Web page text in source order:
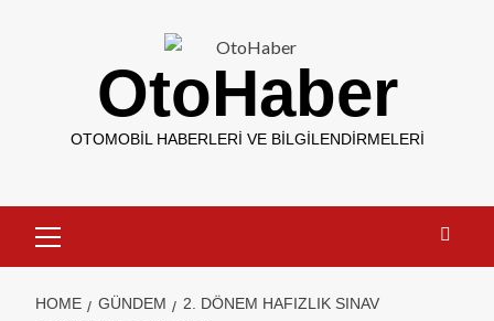
OtoHaber
OTOMOBIL HABERLERI VE BILGILENDIRMELERI
HOME GÜNDEM
2. DÖNEM HAFIZLIK SINAV